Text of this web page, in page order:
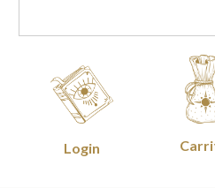
Login